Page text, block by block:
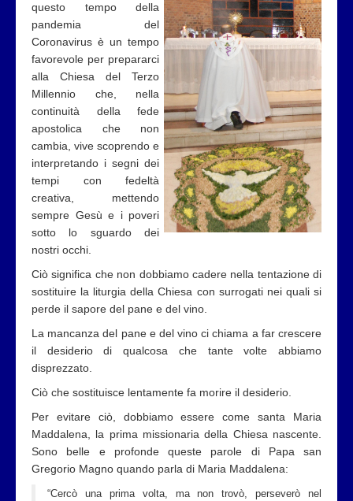
questo tempo della
pandemia del
Coronavirus è un tempo
favorevole per prepararci
alla Chiesa del Terzo
Millennio che, nella
continuità della fede
apostolica che non
cambia, vive scoprendo e
interpretando i segni dei
tempi con fedeltà
creativa, mettendo
sempre Gesù e i poveri
sotto lo sguardo dei
nostri occhi.
Ciò significa che non dobbiamo cadere nella tentazione di
sostituire la liturgia della Chiesa con surrogati nei quali si
perde il sapore del pane e del vino.
La mancanza del pane e del vino ci chiama a far crescere
il desiderio di qualcosa che tante volte abbiamo
disprezzato.
Ciò che sostituisce lentamente fa morire il desiderio.
Per evitare ciò, dobbiamo essere come santa Maria
Maddalena, la prima missionaria della Chiesa nascente.
Sono belle e profonde queste parole di Papa san
Gregorio Magno quando parla di Maria Maddalena:
“Cercò una prima volta, ma non trovò, perseverò nel